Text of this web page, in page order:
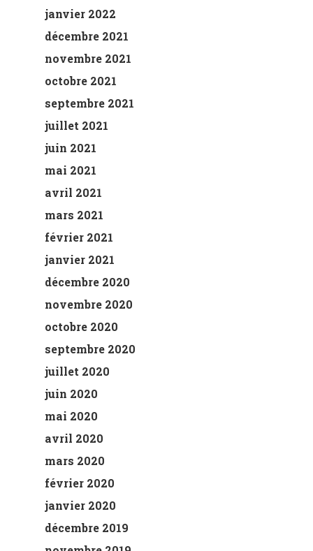
janvier 2022
décembre 2021
novembre 2021
octobre 2021
septembre 2021
juillet 2021
juin 2021
mai 2021
avril 2021
mars 2021
février 2021
janvier 2021
décembre 2020
novembre 2020
octobre 2020
septembre 2020
juillet 2020
juin 2020
mai 2020
avril 2020
mars 2020
février 2020
janvier 2020
décembre 2019